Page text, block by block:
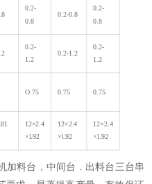
0.2-
0.8
0.2-0.8
0.2-
0.8
0.2-
1.2
0.2-1.2
0.2-
1.2
O.75 0.75 0.75
12×2.4
×l.92
12×2.4
×l.92
12×2.4
×l.92
加料台，中间台．出料台三台串